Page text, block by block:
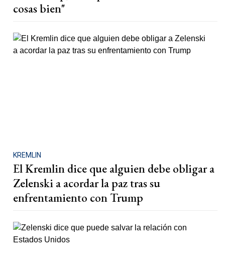
cosas bien"
KREMLIN
El Kremlin dice que alguien debe obligar a
Zelenski a acordar la paz tras su
enfrentamiento con Trump